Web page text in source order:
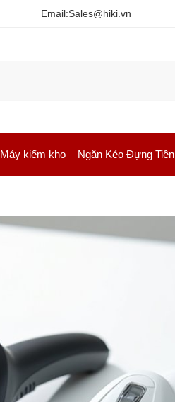
Email:Sales@hiki.vn
Máy kiểm kho Ngăn Kéo Đựng Tiền